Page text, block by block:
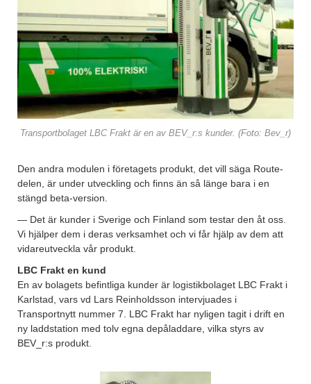
Transportbolaget LBC Frakt är en av BEV_r:s kunder. (Foto: Bev_r)
Den andra modulen i företagets produkt, det vill säga Route-
delen, är under utveckling och finns än så länge bara i en
stängd beta-version.
— Det är kunder i Sverige och Finland som testar den åt oss.
Vi hjälper dem i deras verksamhet och vi får hjälp av dem att
vidareutveckla vår produkt.
LBC Frakt en kund
En av bolagets befintliga kunder är logistikbolaget LBC Frakt i
Karlstad, vars vd Lars Reinholdsson intervjuades i
Transportnytt nummer 7. LBC Frakt har nyligen tagit i drift en
ny laddstation med tolv egna depåladdare, vilka styrs av
BEV_r:s produkt.